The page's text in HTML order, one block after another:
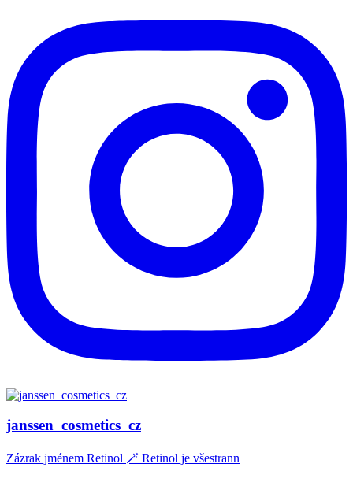
janssen_cosmetics_cz
Zázrak jménem Retinol 🪄 Retinol je všestrann